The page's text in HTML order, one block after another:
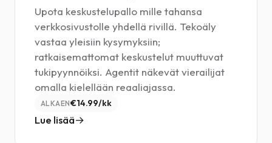
Upota keskustelupallo mille tahansa
verkkosivustolle yhdellä rivillä. Tekoäly
vastaa yleisiin kysymyksiin;
ratkaisemattomat keskustelut muuttuvat
tukipyynnöiksi. Agentit näkevät vierailijat
omalla kielellään reaaliajassa.
ALKAEN€14.99/kk
Lue lisää